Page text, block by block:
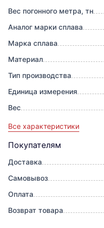
Вес погонного метра, тн
Аналог марки сплава
Марка сплава
Материал
Тип производства
Единица измерения
Вес
Все характеристики
Покупателям
Доставка
Самовывоз
Оплата
Возврат товара